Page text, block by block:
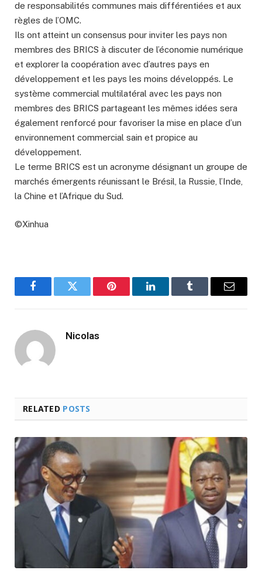
de responsabilités communes mais différentiées et aux
règles de l’OMC.
Ils ont atteint un consensus pour inviter les pays non
membres des BRICS à discuter de l’économie numérique
et explorer la coopération avec d’autres pays en
développement et les pays les moins développés. Le
système commercial multilatéral avec les pays non
membres des BRICS partageant les mêmes idées sera
également renforcé pour favoriser la mise en place d’un
environnement commercial sain et propice au
développement.
Le terme BRICS est un acronyme désignant un groupe de
marchés émergents réunissant le Brésil, la Russie, l’Inde,
la Chine et l’Afrique du Sud.
©Xinhua
FacebookTwitter Pinterest LinkedInTumblr Email
Nicolas
RELATED POSTS